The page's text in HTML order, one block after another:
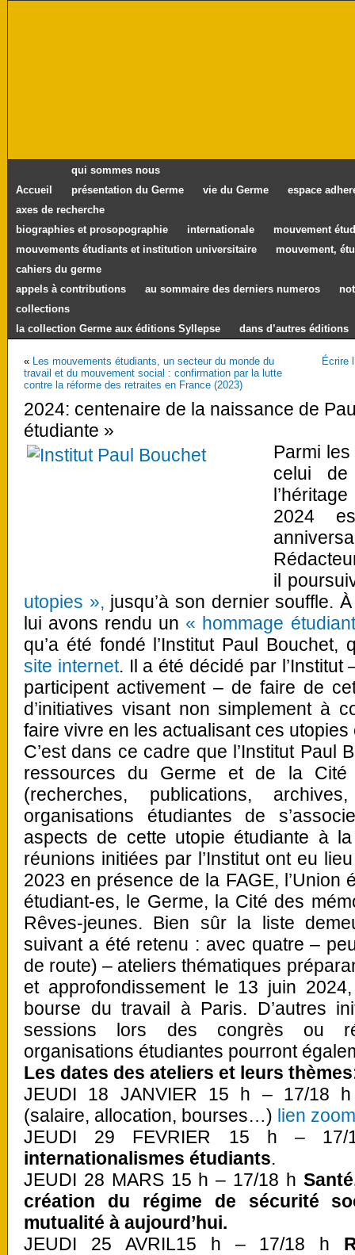
Accueil
qui sommes nous
présentation du Germe
vie du Germe
espace
axes de recherche
biographies et prosopographie
internationale
mouvement
mouvements étudiants et institution universitaire
mouvement,
cahiers du germe
appels à contributions
au sommaire des derniers numeros
collections
la collection Germe aux éditions Syllepse
dans d’autres éditions
« Les mouvements étudiants, un secteur du monde du
travail et du mouvement social : confirmation par la lutte
contre la réforme des retraites en France (2023)
Écrire
2024: centenaire de la naissance de
étudiante »
Parmi
celui
2024
il
utopies », jusqu’à son dernier souffle.
lui avons rendu un « hommage
qu’a été fondé l’Institut Paul Bouchet,
site internet. Il a été décidé par
participent activement – de faire de
d’initiatives visant non simplement à
faire vivre en les actualisant ces
C’est dans ce cadre que l’Institut Paul
ressources du Germe et de la Cité
(recherches, publications,
organisations étudiantes de
aspects de cette utopie étudiante à
réunions initiées par l’Institut ont eu
2023 en présence de la FAGE, l’Union
étudiant-es, le Germe, la Cité des
Rêves-jeunes. Bien sûr la liste
suivant a été retenu : avec quatre –
de route) – ateliers thématiques
et approfondissement le 13 juin
bourse du travail à Paris. D’autres
sessions lors des congrès ou
organisations étudiantes pourront
Les dates des ateliers et leurs
JEUDI 18 JANVIER 15 h – 17/18
(salaire, allocation, bourses…) lien zoom
JEUDI 29 FEVRIER 15 h –
internationalismes étudiants.
JEUDI 28 MARS 15 h – 17/18 h
création du régime de sécurité
mutualité à aujourd’hui.
JEUDI 25 AVRIL15 h – 17/18 h